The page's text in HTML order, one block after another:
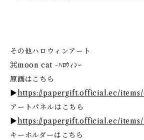
その他ハロウィンアート
⌘moon cat -ﾊﾛｳｨﾝｰ
原画はこちら
▶https://papergift.official.ec/items/
アートパネルはこちら
▶https://papergift.official.ec/items/
キーホルダーはこちら